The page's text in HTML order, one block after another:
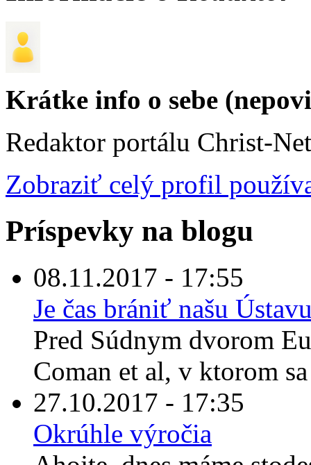
Krátke info o sebe
Redaktor portálu Christ-
Zobraziť celý profil
Príspevky na blogu
08.11.2017 - 17:55
Je čas brániť našu
Pred Súdnym dvorom
Coman et al, v ktorom
27.10.2017 - 17:35
Okrúhle výročia